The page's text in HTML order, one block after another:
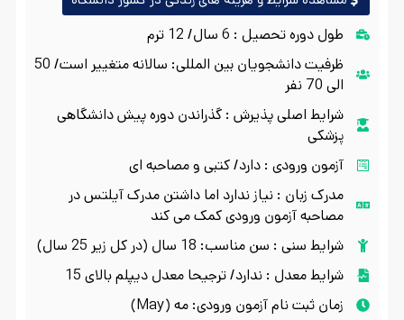
طول دوره تحصیل : 6 سال/ 12 ترم
ظرفیت دانشجویان بین المللی: سالانه متغییر است/ 50
الی 70 نفر
شرایط اصلی پذیرش : گذراندن دوره پیش دانشگاهی
پزشکی
آزمون ورودی : دارد/ کتبی و مصاحبه ای
مدرک زبان : نیاز ندارد اما داشتن مدرک آیلتس در
مصاحبه آزمون ورودی کمک می کند
شرایط سنی : سن مناسب: 18 سال (در کل زیر 25 سال)
شرایط معدل : ندارد/ ترجیحا معدل دیپلم بالای 15
زمان ثبت نام آزمون ورودی: مه (May)